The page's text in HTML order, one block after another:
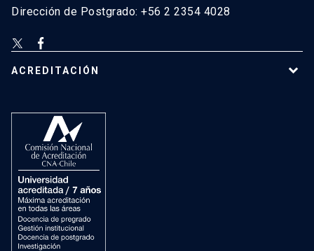
Dirección de Postgrado: +56 2 2354 4028
ACREDITACIÓN